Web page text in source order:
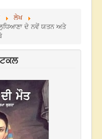
ਲੇਖ
ਦੇ ਨਵੇਂ ਯਤਨ ਅਤੇ